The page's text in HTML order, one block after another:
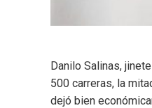
Danilo Salinas,
500 carreras, la
dejó bien